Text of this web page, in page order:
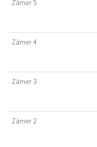
Zámer 5
Zámer 4
Zámer 3
Zámer 2